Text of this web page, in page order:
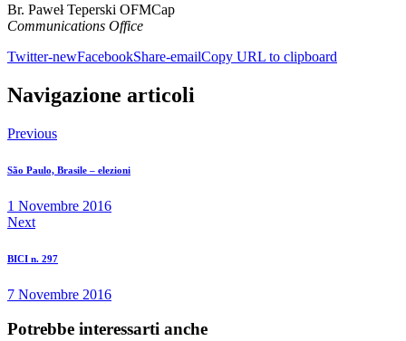
Br. Paweł Teperski OFMCap
Communications Office
Twitter-newFacebookShare-emailCopy URL to clipboard
Navigazione articoli
Previous
São Paulo, Brasile – elezioni
1 Novembre 2016
Next
BICI n. 297
7 Novembre 2016
Potrebbe interessarti anche